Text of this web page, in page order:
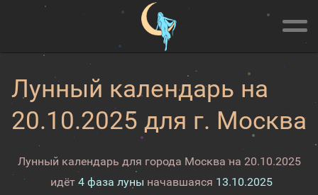
Лунный календарь на
20.10.2025 для г. Москва
Лунный календарь для города Москва на 20.10.2025
идёт 4 фаза луны начавшаяся 13.10.2025